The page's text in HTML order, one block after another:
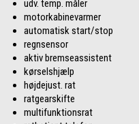
udv. temp. måler
motorkabinevarmer
automatisk start/stop
regnsensor
aktiv bremseassistent
kørselshjælp
højdejust. rat
ratgearskifte
multifunktionsrat